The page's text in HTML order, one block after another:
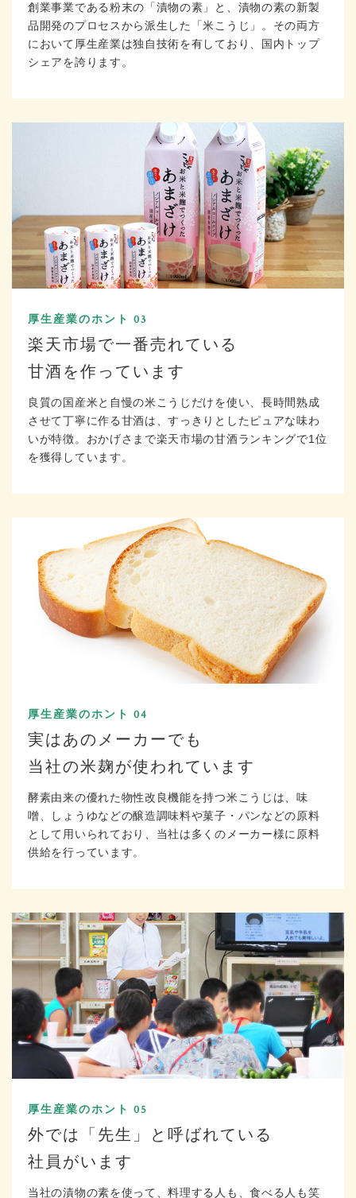
創業事業である粉末の「漬物の素」と、漬物の素の新製
品開発のプロセスから派生した「米こうじ」。その両方
において厚生産業は独自技術を有しており、国内トップ
シェアを誇ります。
厚生産業のホント 03
楽天市場で一番売れている
甘酒を作っています
良質の国産米と自慢の米こうじだけを使い、長時間熟成
させて丁寧に作る甘酒は、すっきりとしたピュアな味わ
いが特徴。おかげさまで楽天市場の甘酒ランキングで1位
を獲得しています。
厚生産業のホント 04
実はあのメーカーでも
当社の米麹が使われています
酵素由来の優れた物性改良機能を持つ米こうじは、味
噌、しょうゆなどの醸造調味料や菓子・パンなどの原料
として用いられており、当社は多くのメーカー様に原料
供給を行っています。
厚生産業のホント 05
外では「先生」と呼ばれている
社員がいます
当社の漬物の素を使って、料理する人も、食べる人も笑